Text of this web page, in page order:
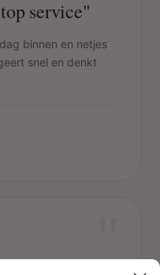
service"
binnen en netjes
snel en denkt
"